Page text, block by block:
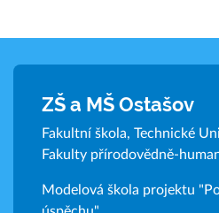
ZŠ a MŠ Ostašov
Fakultní škola, Technické
Fakulty přírodovědně-
Modelová škola projektu